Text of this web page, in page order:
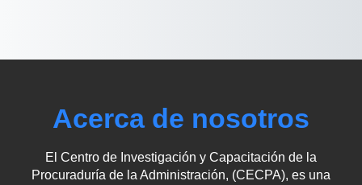
Acerca de nosotros
El Centro de Investigación y Capacitación de la
Procuraduría de la Administración, (CECPA), es una